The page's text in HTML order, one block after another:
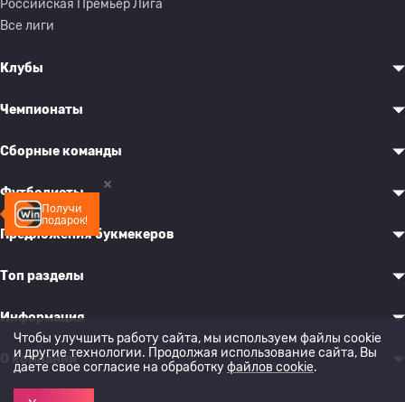
Получи
подарок!
Российская Премьер Лига
Все лиги
Клубы
Чемпионаты
Сборные команды
Футболисты
Предложения букмекеров
Топ разделы
Информация
О компании
Чтобы улучшить работу сайта, мы используем файлы cookie
и другие технологии. Продолжая использование сайта, Вы
даете свое согласие на обработкуфайлов cookie.